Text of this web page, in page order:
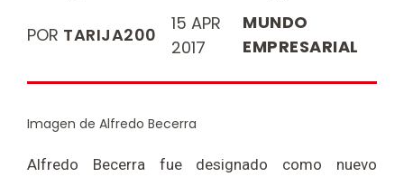
POR TARIJA200
15 APR
2017
MUNDO
EMPRESARIAL
Imagen de Alfredo Becerra
Alfredo Becerra fue designado como nuevo